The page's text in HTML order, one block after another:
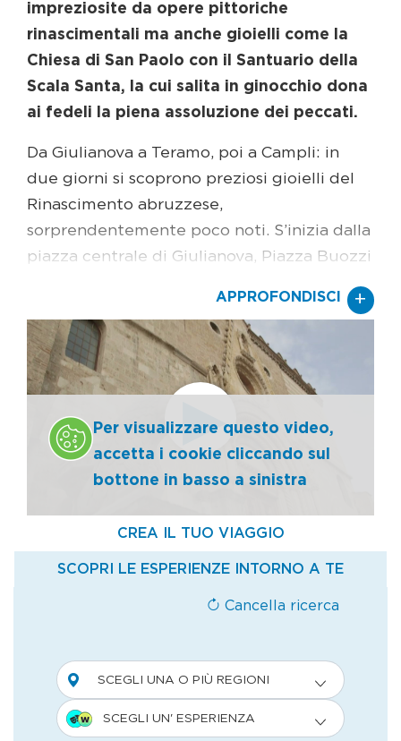
impreziosite da opere pittoriche
rinascimentali ma anche gioielli come la
Chiesa di San Paolo con il Santuario della
Scala Santa, la cui salita in ginocchio dona
ai fedeli la piena assoluzione dei peccati.
Da Giulianova a Teramo, poi a Campli: in
due giorni si scoprono preziosi gioielli del
Rinascimento abruzzese,
sorprendentemente poco noti. S’inizia dalla
piazza centrale di Giulianova, Piazza Buozzi
affaccia il Palazzo Ducale). Qui troneggia il
Duomo dedicato a San Flaviano, voluto dal
duca di Atri nel 1470 al centro della città di
nuova fondazione: si ammira una rara
costruzione a pianta ottagonale,
sormontata da un’imponente cupola in
origine coperta da maiolica azzurra, poi si
complesso gioco di volte. Si prosegue per
Teramo, alla scoperta di altri tesori d’arte
conservati nei suoi edifici sacri: nel centro
storico si rimane ammaliati dal Duomo, con
fusione di elementi di epoche diverse, tra
cui spiccano il timpano triangolare e il
portale con le statue dell’Arcangelo e della
APPROFONDISCI +
Per visualizzare questo video,
accetta i cookie cliccando sul
bottone in basso a sinistra